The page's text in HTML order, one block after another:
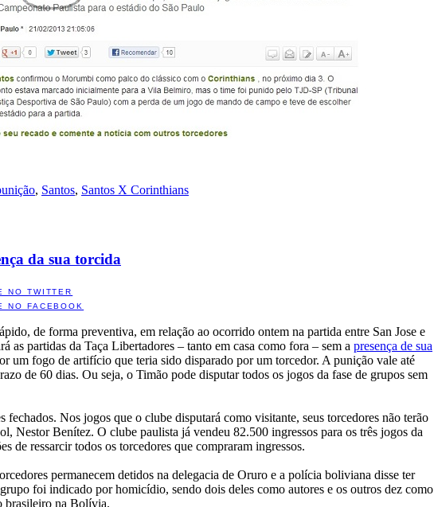
, Santos, Santos X Corinthians
da sua torcida
NO TWITTER
NO FACEBOOK
de forma preventiva, em relação ao ocorrido ontem na partida entre San Jose e
partidas da Taça Libertadores – tanto em casa como fora – sem a presença de sua
um fogo de artifício que teria sido disparado por um torcedor. A punição vale até
de 60 dias. Ou seja, o Timão pode disputar todos os jogos da fase de grupos sem
Nos jogos que o clube disputará como visitante, seus torcedores não terão
Nestor Benítez. O clube paulista já vendeu 82.500 ingressos para os três jogos da
de ressarcir todos os torcedores que compraram ingressos.
permanecem detidos na delegacia de Oruro e a polícia boliviana disse ter
foi indicado por homicídio, sendo dois deles como autores e os outros dez como
brasileiro na Bolívia.